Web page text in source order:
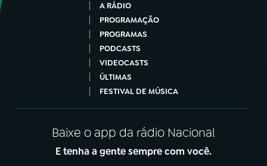
A RÁDIO
PROGRAMAÇÃO
PROGRAMAS
PODCASTS
VIDEOCASTS
ÚLTIMAS
FESTIVAL DE MÚSICA
Baixe o app da rádio Nacional
E tenha a gente sempre com você.